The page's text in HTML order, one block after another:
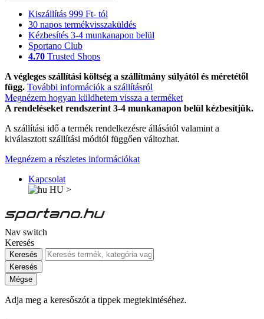
Kiszállítás 999 Ft- tól
30 napos termékvisszaküldés
Kézbesítés 3-4 munkanapon belül
Sportano Club
4.70 Trusted Shops
A végleges szállítási költség a szállítmány súlyától és méretétől
függ. További információk a szállításról
Megnézem hogyan küldhetem vissza a terméket
A rendeléseket rendszerint 3-4 munkanapon belül kézbesítjük.
A szállítási idő a termék rendelkezésre állásától valamint a
kiválasztott szállítási módtól függően változhat.
Megnézem a részletes információkat
Kapcsolat
HU >
Nav switch
Keresés
Keresés
Keresés
Mégse
Adja meg a keresőszót a tippek megtekintéséhez.